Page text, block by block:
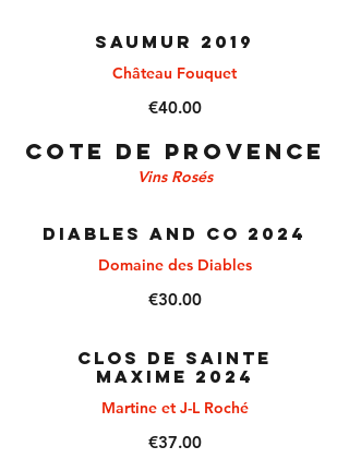
SAUMUR 2019
Château Fouquet
€40.00
COTE DE PROVENCE
Vins Rosés
DIABLES AND CO 2024
Domaine des Diables
€30.00
CLOS DE SAINTE
MAXIME 2024
Martine et J-L Roché
€37.00